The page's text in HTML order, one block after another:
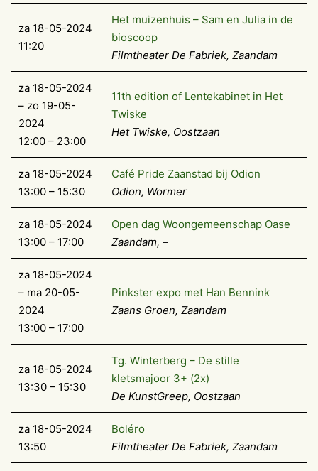
za 18-05-2024
11:20
Het muizenhuis – Sam en Julia in de
bioscoop
Filmtheater De Fabriek, Zaandam
za 18-05-2024
– zo 19-05-
2024
12:00 – 23:00
11th edition of Lentekabinet in Het
Twiske
Het Twiske, Oostzaan
za 18-05-2024
13:00 – 15:30
Café Pride Zaanstad bij Odion
Odion, Wormer
za 18-05-2024
13:00 – 17:00
Open dag Woongemeenschap Oase
Zaandam, –
za 18-05-2024
– ma 20-05-
2024
13:00 – 17:00
Pinkster expo met Han Bennink
Zaans Groen, Zaandam
za 18-05-2024
13:30 – 15:30
Tg. Winterberg – De stille
kletsmajoor 3+ (2x)
De KunstGreep, Oostzaan
za 18-05-2024
13:50
Boléro
Filmtheater De Fabriek, Zaandam